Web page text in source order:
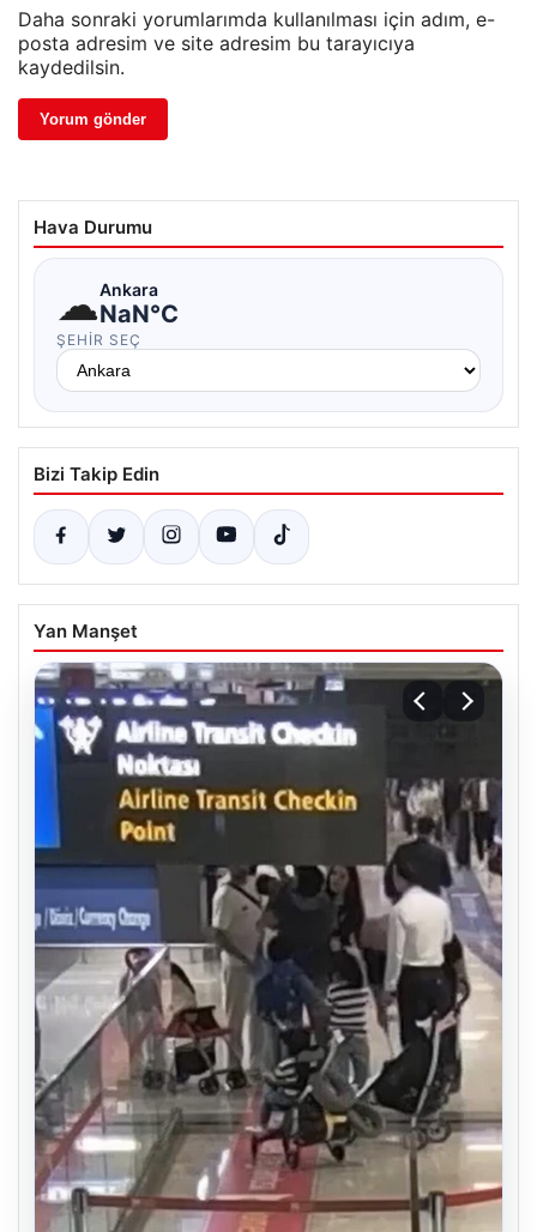
Daha sonraki yorumlarımda kullanılması için adım, e-
posta adresim ve site adresim bu tarayıcıya
kaydedilsin.
Hava Durumu
☁Ankara
NaN°C
ŞEHIR SEÇ
Bizi Takip Edin
Yan Manşet